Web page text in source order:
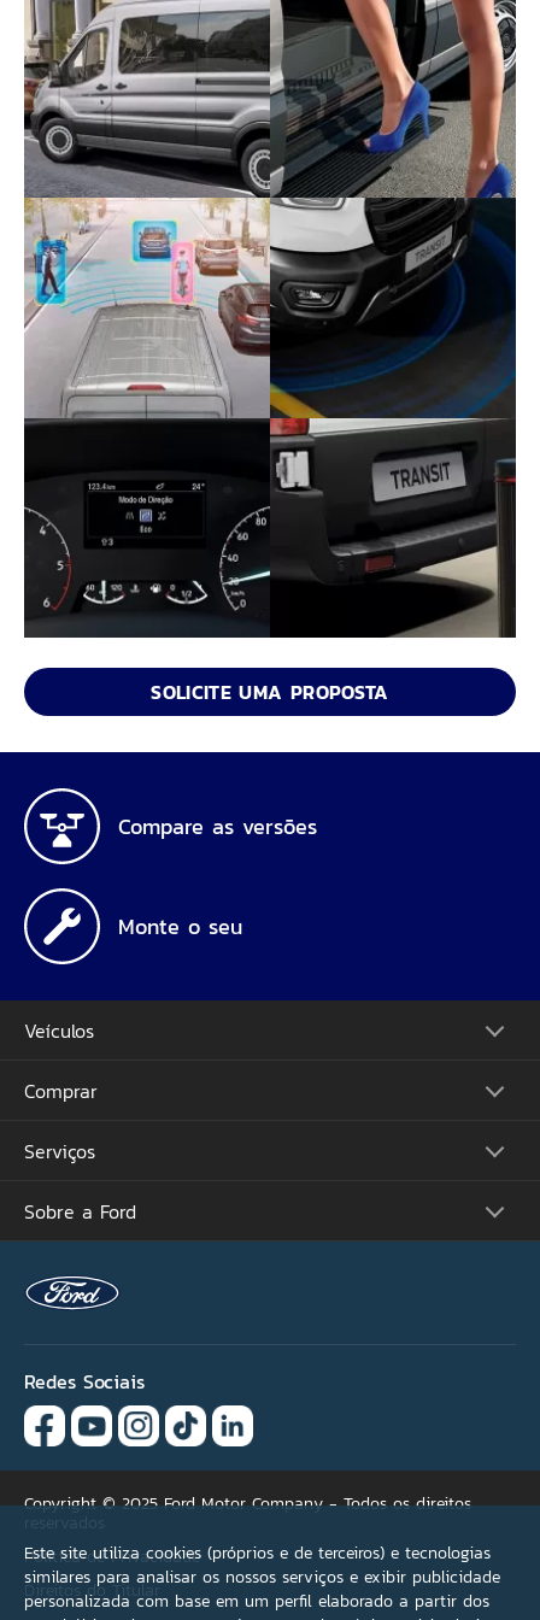
SOLICITE UMA PROPOSTA
Compare as versões
Monte o seu
Este site utiliza cookies (próprios e de terceiros) e tecnologias
similares para analisar os nossos serviços e exibir publicidade
personalizada com base em um perfil elaborado a partir dos
Veículos
Picapes
Suvs
Performance
Comprar
Monte o Seu
Ofertas
Concessionárias
Acessórios Ford
Serviços Financeiros
Simule seu Financiamento
Plano Ford Sempre
Serviços
Atualização Sync
Proprietários
Recall
Ford Protect
Revisão Preço Fixo Ford
Agende seu Serviço
Garantia
Quick Lane®
Sobre a Ford
Carreiras
Programa de Estágio
Ford Global
Notícias
Fale Conosco
Redes Sociais
Copyright © 2025 Ford Motor Company - Todos os direitos
Política de Privacidade
Direitos do Titular